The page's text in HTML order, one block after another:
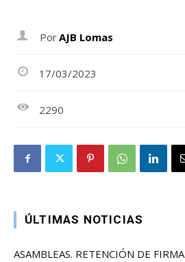
PorAJB Lomas
17/03/2023
2290
ÚLTIMAS NOTICIAS
ASAMBLEAS. RETENCIÓN DE FIRMA